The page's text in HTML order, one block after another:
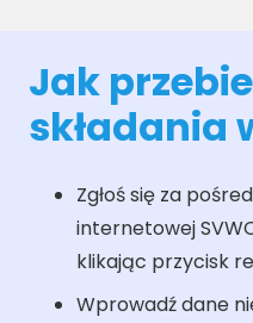
Jak
składania
Zgłoś się za
internetowej
klikając przycisk
Wprowadź dane